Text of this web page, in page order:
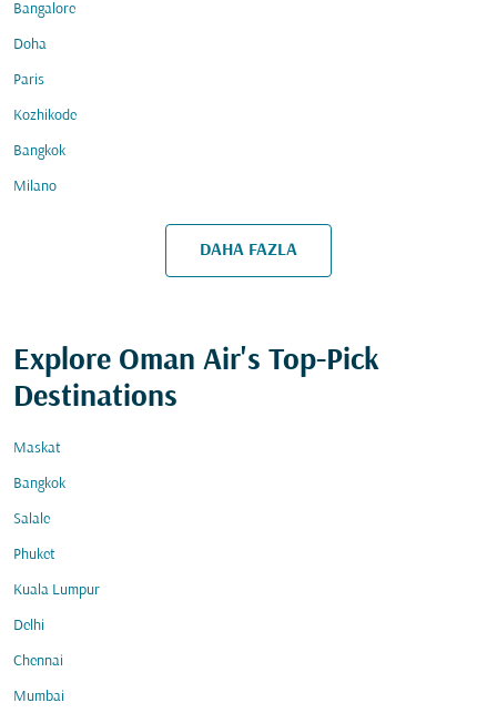
Bangalore
Doha
Paris
Kozhikode
Bangkok
Milano
DAHA FAZLA
Explore Oman Air's Top-Pick
Destinations
Maskat
Bangkok
Salale
Phuket
Kuala Lumpur
Delhi
Chennai
Mumbai